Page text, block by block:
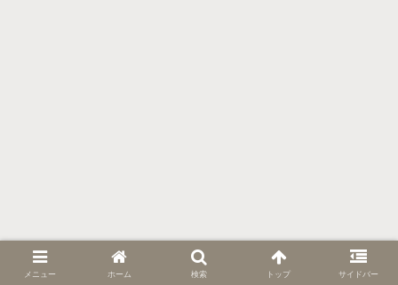
メニュー ホーム 検索 トップ サイドバー